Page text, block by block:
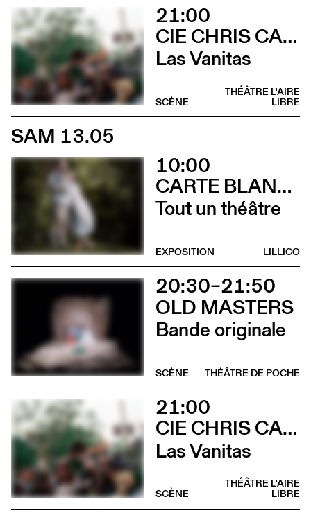
21:00
CIE CHRIS CADILLAC / MARION DUVAL & FLORIAN LEDUC
Las Vanitas
THÉÂTRE L'AIRE
LIBRE
SCÈNE
SAM 13.05
10:00
CARTE BLANCHE À ALBERTINE & GERMANO ZULLO
Tout un théâtre
LILLICO
EXPOSITION
20:30–21:50
OLD MASTERS
Bande originale
THÉÂTRE DE POCHE
SCÈNE
21:00
CIE CHRIS CADILLAC / MARION DUVAL & FLORIAN LEDUC
Las Vanitas
THÉÂTRE L'AIRE
LIBRE
SCÈNE